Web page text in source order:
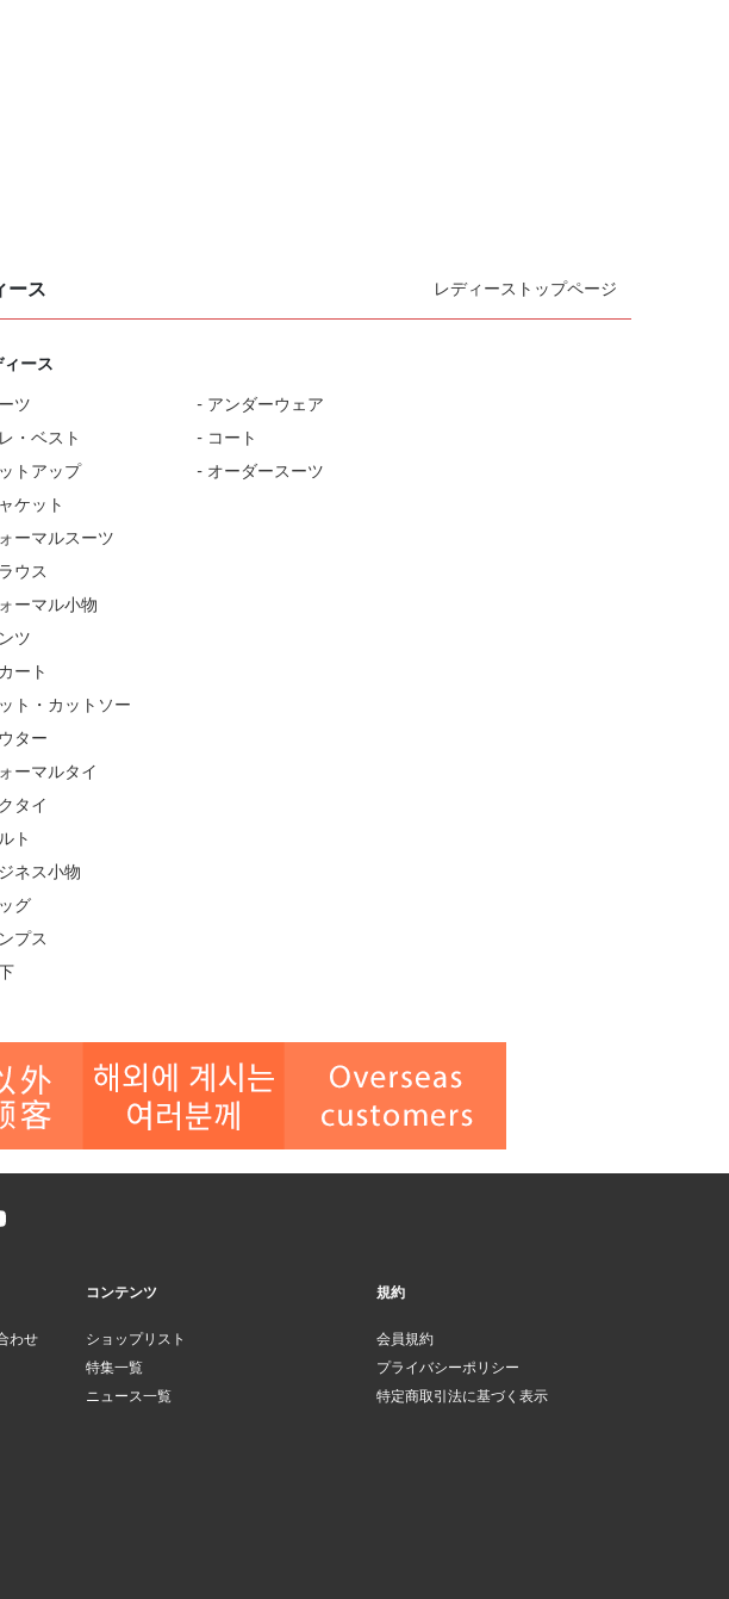
ース レディーストップページ
ィース
ツ
・ベスト
トアップ
ケット
ーマルスーツ
ウス
ーマル小物
ツ
ート
ト・カットソー
ター
ーマルタイ
タイ
ト
ネス小物
グ
プス
- アンダーウェア
- コート
- オーダースーツ
わせ
コンテンツ
ショップリスト
特集一覧
ニュース一覧
規約
会員規約
プライバシーポリシー
特定商取引法に基づく表示